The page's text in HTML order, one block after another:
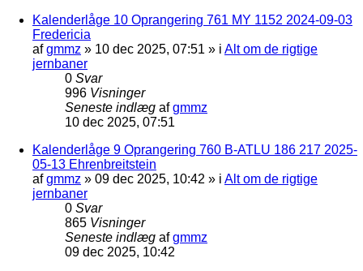
Kalenderlåge 10 Oprangering 761 MY 1152 2024-09-03
Fredericia
afgmmz » 10 dec 2025, 07:51 » i Alt om de rigtige
jernbaner
0 Svar
996 Visninger
Seneste indlæg afgmmz
10 dec 2025, 07:51
Kalenderlåge 9 Oprangering 760 B-ATLU 186 217 2025-
05-13 Ehrenbreitstein
afgmmz » 09 dec 2025, 10:42 » i Alt om de rigtige
jernbaner
0 Svar
865 Visninger
Seneste indlæg afgmmz
09 dec 2025, 10:42